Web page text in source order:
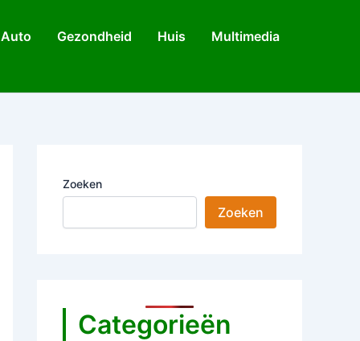
Auto Gezondheid Huis Multimedia
Zoeken
Zoeken
Categorieën